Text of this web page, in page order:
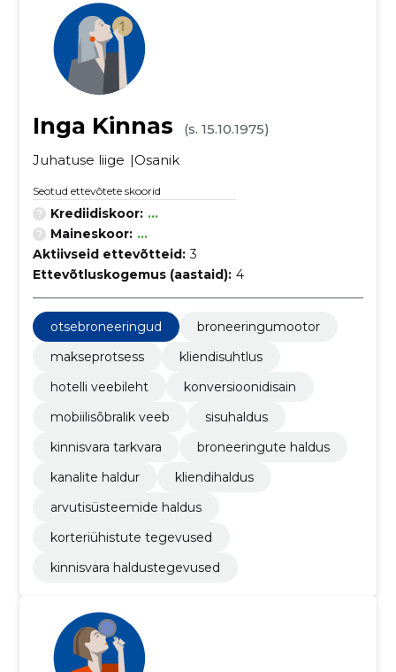
Inga Kinnas
(s. 15.10.1975)
Juhatuse liige
Osanik
Seotud ettevõtete skoorid
Krediidiskoor: ...
Maineskoor: ...
Aktiivseid ettevõtteid: 3
Ettevõtluskogemus (aastaid): 4
otsebroneeringud
broneeringumootor
makseprotsess
kliendisuhtlus
hotelli veebileht
konversioonidisain
mobiilisõbralik veeb
sisuhaldus
kinnisvara tarkvara
broneeringute haldus
kanalite haldur
kliendihaldus
arvutisüsteemide haldus
korteriühistute tegevused
kinnisvara haldustegevused